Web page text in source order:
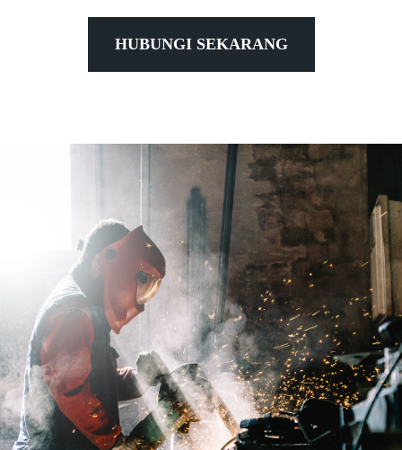
HUBUNGI SEKARANG